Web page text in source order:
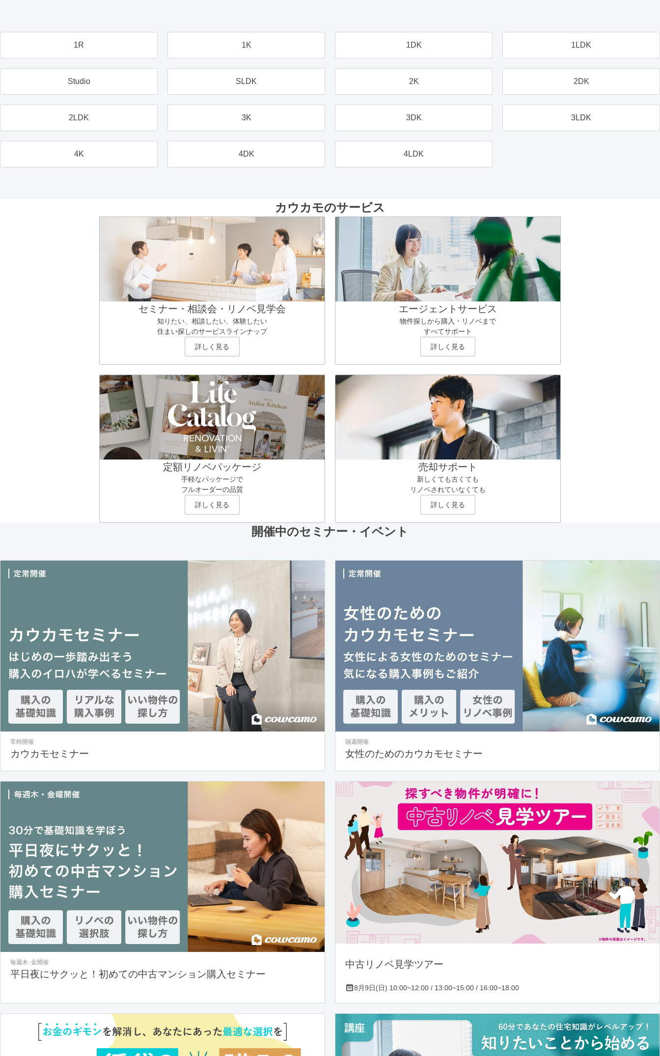
1R 1K 1DK 1LDK
Studio SLDK 2K 2DK
2LDK 3K 3DK 3LDK
4K 4DK 4LDK
カウカモのサービス
セミナー・相談会・リノベ見学会
知りたい、相談したい、体験したい
住まい探しのサービスラインナップ
詳しく見る
エージェントサービス
物件探しから購入・リノベまで
すべてサポート
詳しく見る
定額リノベパッケージ
手軽なパッケージで
フルオーダーの品質
詳しく見る
売却サポート
新しくても古くても
リノベされていなくても
詳しく見る
開催中のセミナー・イベント
常時開催
カウカモセミナー
隔週開催
女性のためのカウカモセミナー
毎週木･金開催
平日夜にサクッと！初めての中古マンション購入セミナー
中古リノベ見学ツアー
8月9日(日) 10:00~12:00 / 13:00~15:00 / 16:00~18:00